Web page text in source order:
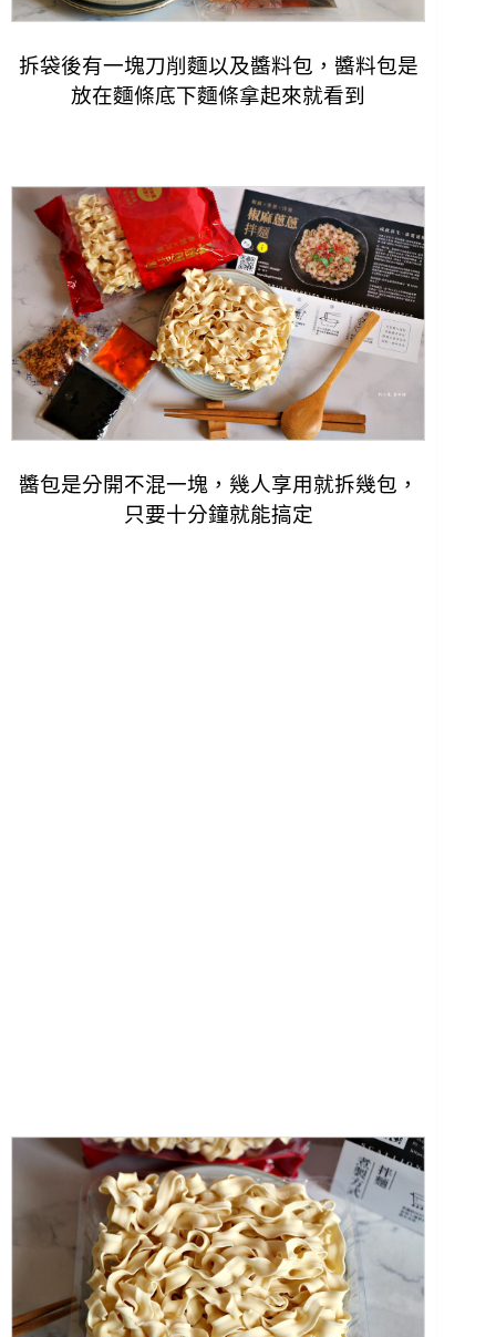
拆袋後有一塊刀削麵以及醬料包，醬料包是
放在麵條底下麵條拿起來就看到
醬包是分開不混一塊，幾人享用就拆幾包，
只要十分鐘就能搞定